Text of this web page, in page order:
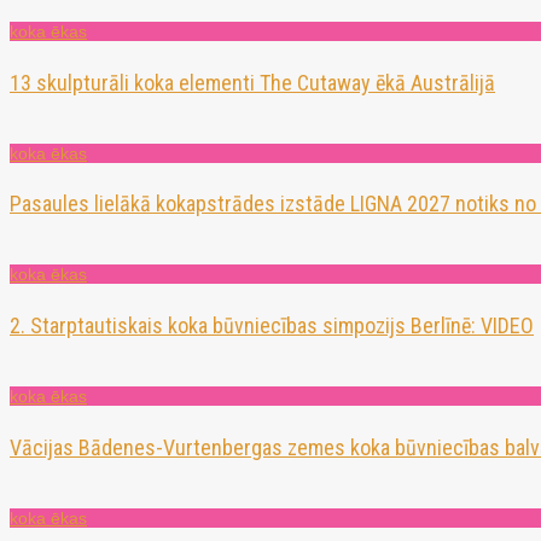
koka ēkas
13 skulpturāli koka elementi The Cutaway ēkā Austrālijā
koka ēkas
Pasaules lielākā kokapstrādes izstāde LIGNA 2027 notiks
koka ēkas
2. Starptautiskais koka būvniecības simpozijs Berlīnē: VIDEO
koka ēkas
Vācijas Bādenes-Vurtenbergas zemes koka būvniecības
koka ēkas